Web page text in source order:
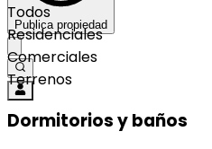
Publica propiedad
Todos
Residenciales
Comerciales
Terrenos
Dormitorios y baños